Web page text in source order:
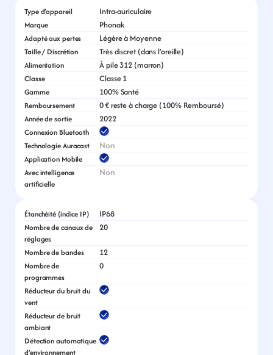
Type d’appareil Intra-auriculaire
Marque Phonak
Adapté aux pertes Légère à Moyenne
Taille / Discrétion Très discret (dans l’oreille)
Alimentation À pile 312 (marron)
Classe Classe 1
Gamme 100% Santé
Remboursement 0 € reste à charge (100% Remboursé)
Année de sortie 2022
Connexion Bluetooth
Technologie Auracast
Non
Application Mobile
Avec intelligence
artificielle
Non
Étanchéité (indice IP) IP68
Nombre de canaux de
réglages
20
Nombre de bandes 12
Nombre de
programmes
0
Réducteur du bruit du
vent
Réducteur de bruit
ambiant
Détection automatique
d’environnement